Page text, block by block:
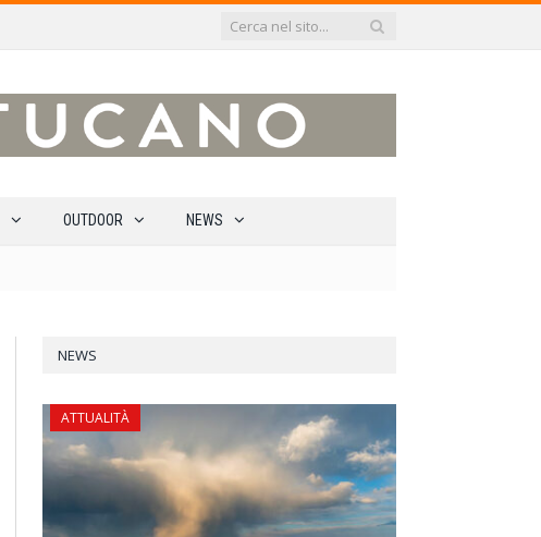
OUTDOOR NEWS
NEWS
ATTUALITÀ